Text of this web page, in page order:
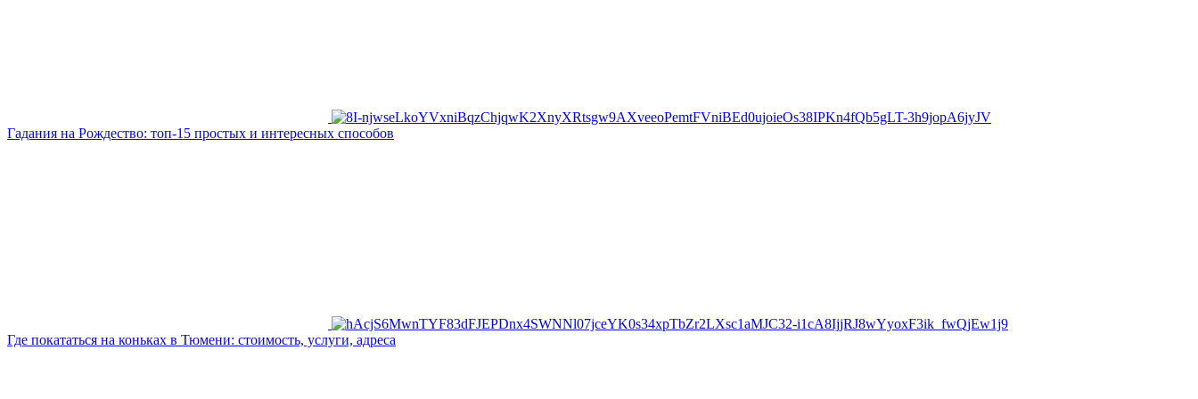
Гадания на Рождество: топ-15 простых и интересных способов
Где покататься на коньках в Тюмени: стоимость, услуги, адреса